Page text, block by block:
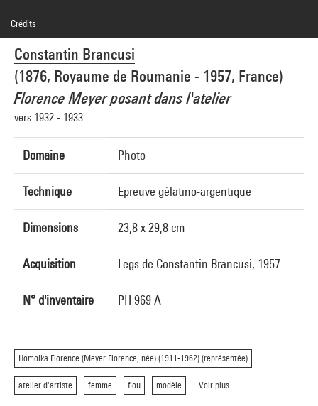
Constantin Brancusi
(1876, Royaume de Roumanie - 1957, France)
Florence Meyer posant dans l'atelier
vers 1932 - 1933
Domaine Photo
Technique Epreuve gélatino-argentique
Dimensions 23,8 x 29,8 cm
Acquisition Legs de Constantin Brancusi, 1957
N° d'inventaire PH 969 A
Homolka Florence (Meyer Florence, née) (1911-1962) (représentée)
atelier d'artiste femme flou modèle Voir plus
Crédits
© Succession Brancusi - All rights reserved (Adagp)
Crédit photographique : Centre Pompidou, MNAM-CCI/Georges Meguerditchian/Dist.
GrandPalaisRmn
Réf. image : 4N74737
Diffusion image :GrandPalaisRmnPhoto